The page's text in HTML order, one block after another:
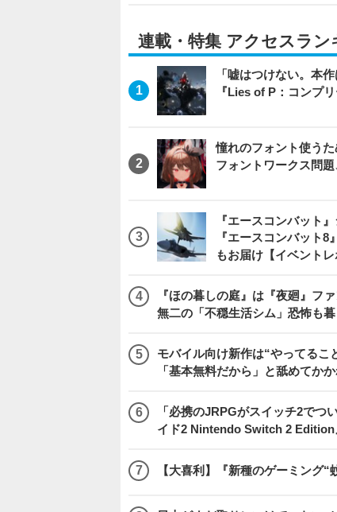
連載・特集 アクセスラン
「嘘はつけない。本
『Lies of P：コンプ
憧れのフォント使う
フォントワークス問
『エースコンバット
『エースコンバット
もお届け【イベントレ
『ほの暮しの庭』は『夜廻』フ
無二の「不穏生活シム」恐怖も
モバイル向け新作は“やってる
「基本無料だから」と舐めてか
「必携のJRPGがスイッチ2でつ
イド2 Nintendo Switch 2 Edition
【大喜利】『新種のゲーミング